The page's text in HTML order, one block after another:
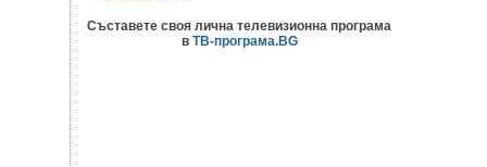
Съставете своя лична телевизионна програма
в ТВ-програма.BG